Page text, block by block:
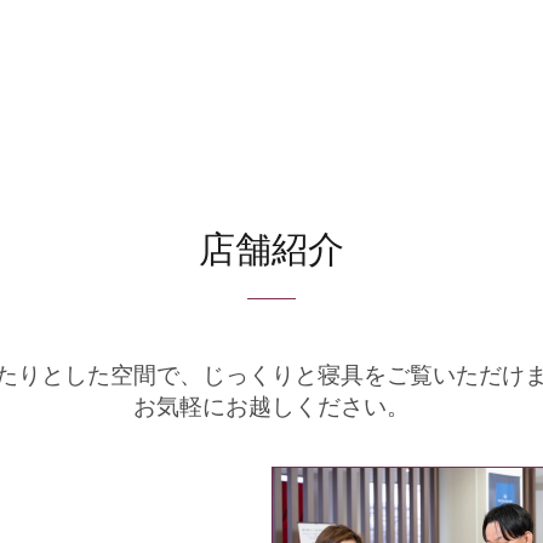
店舗紹介
りとした空間で、
じっくりと寝具をご覧いただけ
お気軽にお越しください。